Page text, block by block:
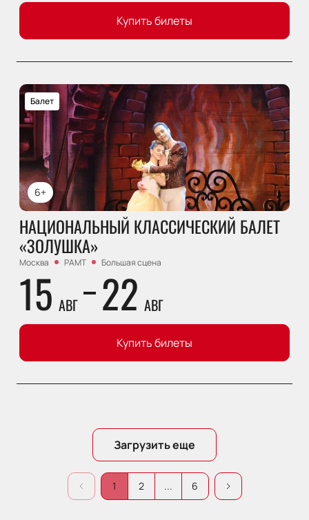
Купить билеты
6+
Балет
НАЦИОНАЛЬНЫЙ КЛАССИЧЕСКИЙ БАЛЕТ
«ЗОЛУШКА»
Москва РАМТ Большая сцена
15 АВГ 22 АВГ
Купить билеты
Загрузить еще
1 2 ... 6